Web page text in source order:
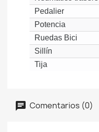
Pedalier
Potencia
Ruedas Bici
Sillín
Tija
Comentarios (0)